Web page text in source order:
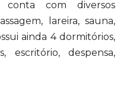
conta com diversos
lareira, sauna,
ainda 4 dormitórios,
escritório, despensa,